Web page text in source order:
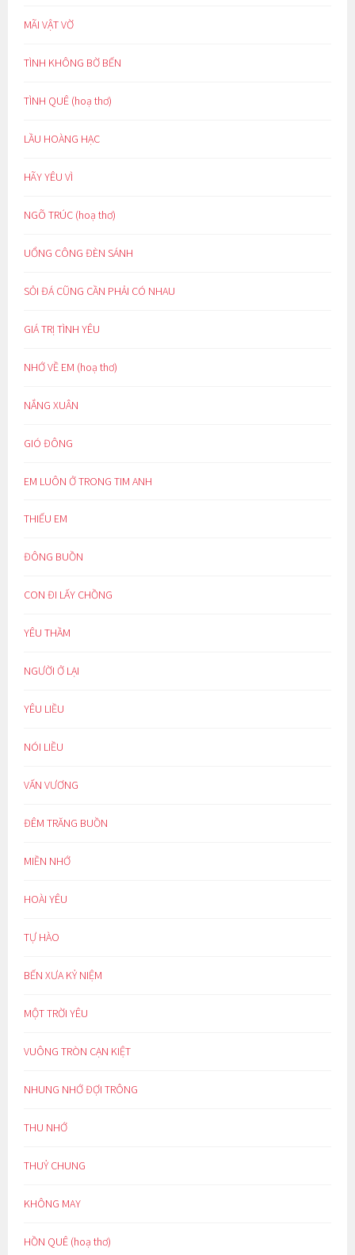
MÃI VẬT VỜ
TÌNH KHÔNG BỜ BẾN
TÌNH QUÊ (hoạ thơ)
LẦU HOÀNG HẠC
HÃY YÊU VÌ
NGÕ TRÚC (hoạ thơ)
UỔNG CÔNG ĐÈN SÁNH
SỎI ĐÁ CŨNG CẦN PHẢI CÓ NHAU
GIÁ TRỊ TÌNH YÊU
NHỚ VỀ EM (hoạ thơ)
NẮNG XUÂN
GIÓ ĐÔNG
EM LUÔN Ở TRONG TIM ANH
THIẾU EM
ĐÔNG BUỒN
CON ĐI LẤY CHỒNG
YÊU THẦM
NGƯỜI Ở LẠI
YÊU LIỀU
NÓI LIỀU
VẤN VƯƠNG
ĐÊM TRĂNG BUỒN
MIỀN NHỚ
HOÀI YÊU
TỰ HÀO
BẾN XƯA KỶ NIỆM
MỘT TRỜI YÊU
VUÔNG TRÒN CẠN KIỆT
NHUNG NHỚ ĐỢI TRÔNG
THU NHỚ
THUỶ CHUNG
KHÔNG MAY
HỒN QUÊ (hoạ thơ)